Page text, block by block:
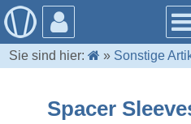
Sie sind hier: » Sonstige
Spacer